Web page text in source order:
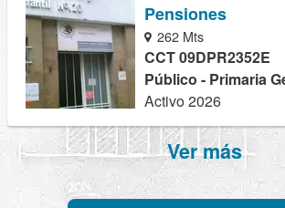
Pensiones
262 Mts
CCT 09DPR2352E
Público - Primaria
Activo 2026
Ver más